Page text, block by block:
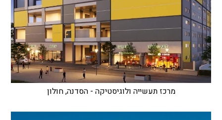
מרכז תעשייה ולוגיסטיקה - הסדנה, חולון